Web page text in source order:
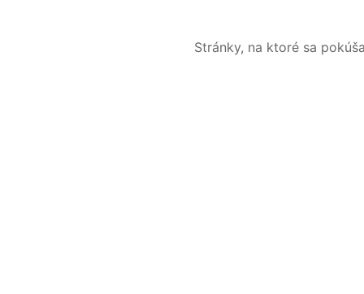
Stránky, na ktoré sa